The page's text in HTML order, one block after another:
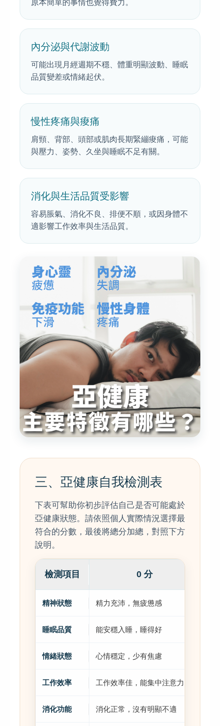
原本簡單的事情也覺得費力。
內分泌與代謝波動
可能出現月經週期不穩、體重明顯波動、睡眠
品質變差或情緒起伏。
慢性疼痛與痠痛
肩頸、背部、頭部或肌肉長期緊繃痠痛，可能
與壓力、姿勢、久坐與睡眠不足有關。
消化與生活品質受影響
容易脹氣、消化不良、排便不順，或因身體不
適影響工作效率與生活品質。
三、亞健康自我檢測表
下表可幫助你初步評估自己是否可能處於
亞健康狀態。請依照個人實際情況選擇最
符合的分數，最後將總分加總，對照下方
說明。
檢測項目 0 分
精神狀態 精力充沛，無疲憊感
睡眠品質 能安穩入睡，睡得好
情緒狀態 心情穩定，少有焦慮
工作效率 工作效率佳，能集中注意力
消化功能 消化正常，沒有明顯不適